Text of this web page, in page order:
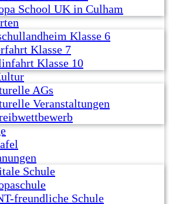
School UK in Culham
Klasse 6
Klasse 7
Klasse 10
AGs
Veranstaltungen
Schule
freundliche Schule